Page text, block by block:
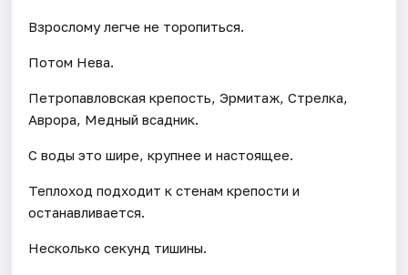
Взрослому легче не торопиться.
Потом Нева.
Петропавловская крепость, Эрмитаж, Стрелка,
Аврора, Медный всадник.
С воды это шире, крупнее и настоящее.
Теплоход подходит к стенам крепости и
останавливается.
Несколько секунд тишины.